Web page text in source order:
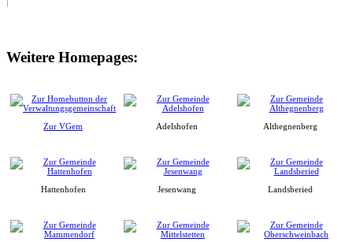
Weitere Homepages:
Zur VGem Adelshofen Althegnenberg
Hattenhofen Jesenwang Landsberied